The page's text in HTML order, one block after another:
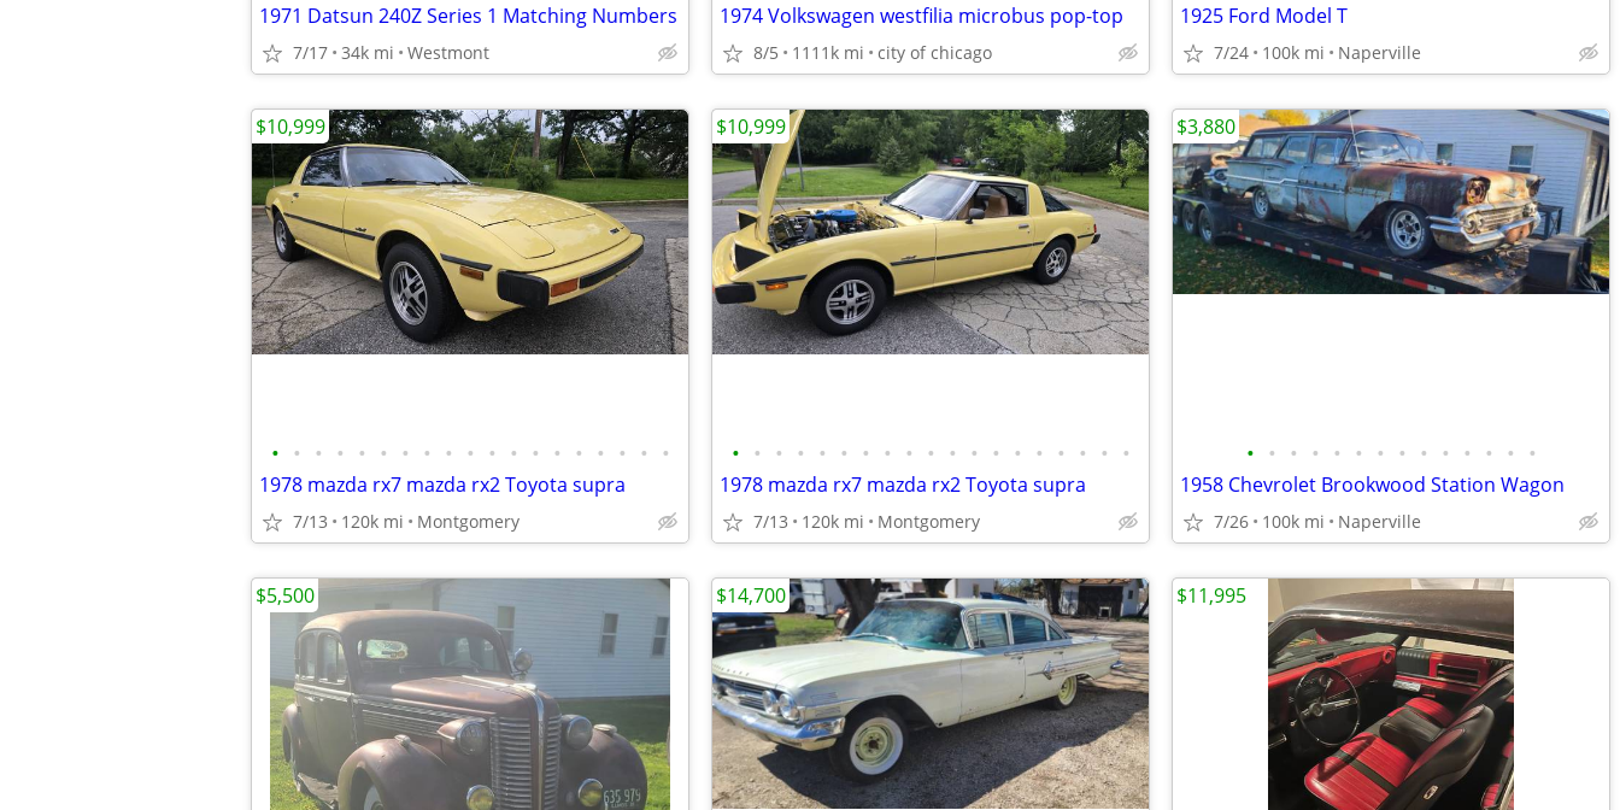
1971 Datsun 240Z Series 1 Matching Numbers
7/17 34k mi Westmont
1974 Volkswagen westfilia microbus pop-top
8/5 1111k mi city of chicago
1925 Ford Model T
7/24 100k mi Naperville
• • • • • • • • • • • • • • • • • • •
1978 mazda rx7 mazda rx2 Toyota supra
7/13 120k mi Montgomery
$10,999
• • • • • • • • • • • • • • • • • • •
1978 mazda rx7 mazda rx2 Toyota supra
7/13 120k mi Montgomery
$10,999
• • • • • • • • • • • • • •
1958 Chevrolet Brookwood Station Wagon
7/26 100k mi Naperville
$3,880
$5,500 $14,700 $11,995